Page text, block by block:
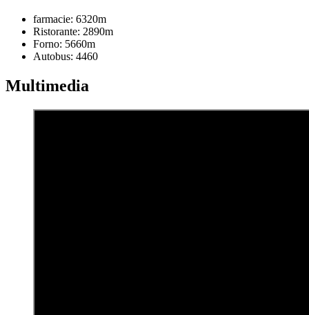
farmacie: 6320m
Ristorante: 2890m
Forno: 5660m
Autobus: 4460
Multimedia